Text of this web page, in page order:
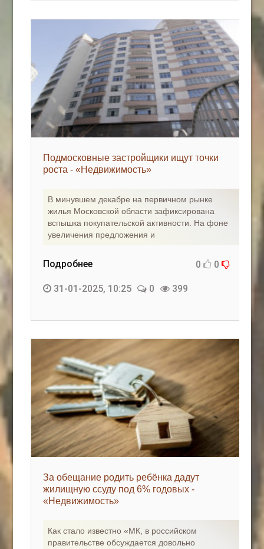
Подмосковные застройщики ищут точки
роста - «Недвижимость»
В минувшем декабре на первичном рынке
жилья Московской области зафиксирована
вспышка покупательской активности. На фоне
увеличения предложения и
Подробнее 0 0
31-01-2025, 10:25 0 399
За обещание родить ребёнка дадут
жилищную ссуду под 6% годовых -
«Недвижимость»
Как стало известно «МК, в российском
правительстве обсуждается довольно